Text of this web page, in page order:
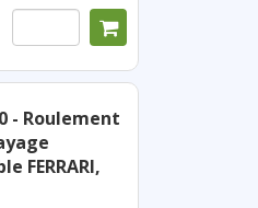
- Roulement
FERRARI,